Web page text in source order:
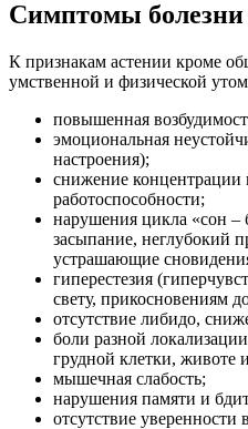
Симптомы болезни
К признакам астении кроме
умственной и физической
повышенная
эмоциональная
настроения);
снижение концентрации
работоспособности;
нарушения цикла «сон –
засыпание, неглубокий
устрашающие
гиперестезия
свету, прикосновениям
отсутствие либидо,
боли разной
грудной клетки, животе
мышечная слабость;
нарушения памяти и
отсутствие уверенности